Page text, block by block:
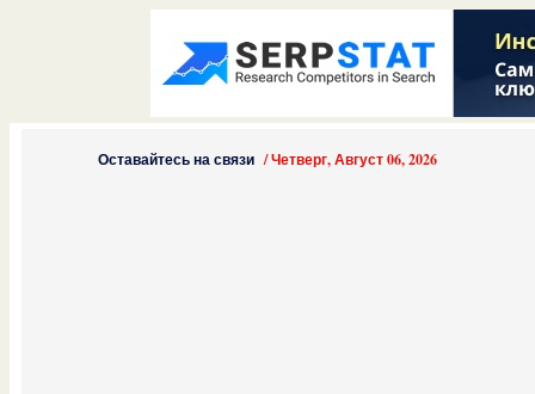
Оставайтесь на связи /Четверг, Август 06, 2026